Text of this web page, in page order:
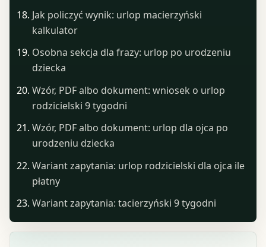
Jak policzyć wynik: urlop macierzyński
kalkulator
Osobna sekcja dla frazy: urlop po urodzeniu
dziecka
Wzór, PDF albo dokument: wniosek o urlop
rodzicielski 9 tygodni
Wzór, PDF albo dokument: urlop dla ojca po
urodzeniu dziecka
Wariant zapytania: urlop rodzicielski dla ojca ile
płatny
Wariant zapytania: tacierzyński 9 tygodni